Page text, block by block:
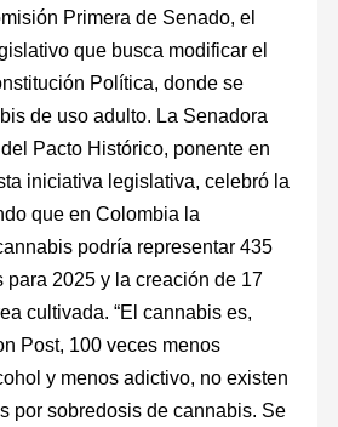
Primera de Senado, el
que busca modificar el
Política, donde se
de uso adulto. La Senadora
Pacto Histórico, ponente en
iniciativa legislativa, celebró la
que en Colombia la
podría representar 435
para 2025 y la creación de 17
cultivada. “El cannabis es,
Post, 100 veces menos
y menos adictivo, no existen
por sobredosis de cannabis. Se